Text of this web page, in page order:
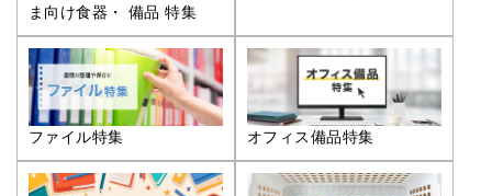
ま向け食器・ 備品 特集
ファイル特集 オフィス備品特集